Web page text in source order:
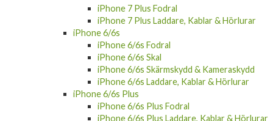
iPhone 7 Plus Fodral
iPhone 7 Plus Laddare, Kablar & Hörlurar
iPhone 6/6s
iPhone 6/6s Fodral
iPhone 6/6s Skal
iPhone 6/6s Skärmskydd & Kameraskydd
iPhone 6/6s Laddare, Kablar & Hörlurar
iPhone 6/6s Plus
iPhone 6/6s Plus Fodral
iPhone 6/6s Plus Laddare, Kablar & Hörlurar